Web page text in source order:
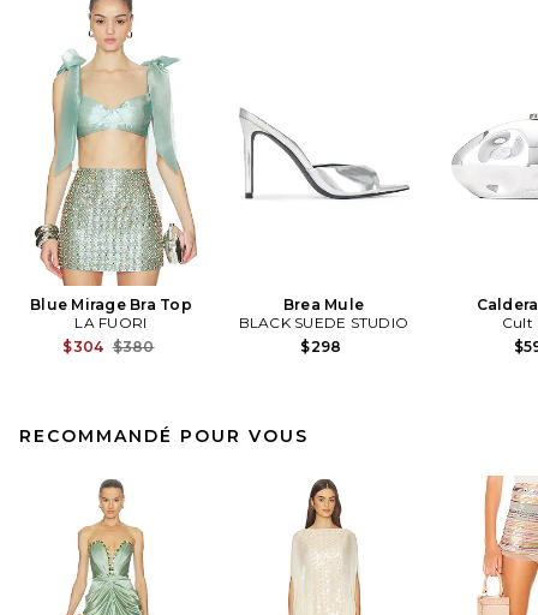
Blue Mirage Bra Top
LA FUORI
$304 Previous price:
$380
Brea Mule
BLACK SUEDE STUDIO
$298
Cult
RECOMMANDÉ POUR VOUS